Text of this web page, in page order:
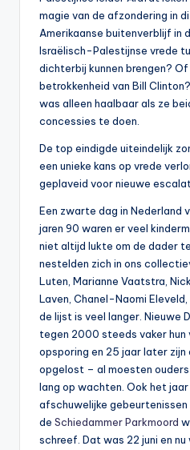
magie van de afzondering in
Amerikaanse buitenverblijf in
Israëlisch-Palestijnse vrede
dichterbij kunnen brengen?
betrokkenheid van Bill
was alleen haalbaar als ze
concessies te doen.
De top eindigde uiteindelijk
een unieke kans op vrede
geplaveid voor nieuwe
Een zwarte dag in Nederland
jaren 90 waren er veel
niet altijd lukte om de dader
nestelden zich in ons
Luten, Marianne Vaatstra,
Laven, Chanel-Naomi Eleveld,
de lijst is veel langer. Nieuwe
tegen 2000 steeds vaker hun
opsporing en 25 jaar later zijn
opgelost – al moesten
lang op wachten. Ook het
afschuwelijke
de Schiedammer Parkmoord
schreef. Dat was 22 juni en nu